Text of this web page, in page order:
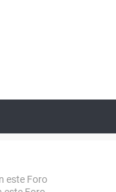
este Foro